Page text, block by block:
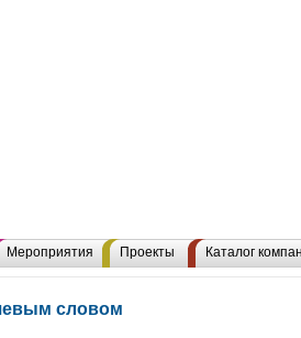
Мероприятия Проекты Каталог
словом